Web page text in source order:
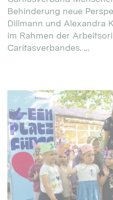
Behinderung neue
Dillmann und Alexandra
im Rahmen der
Caritasverbandes. ...